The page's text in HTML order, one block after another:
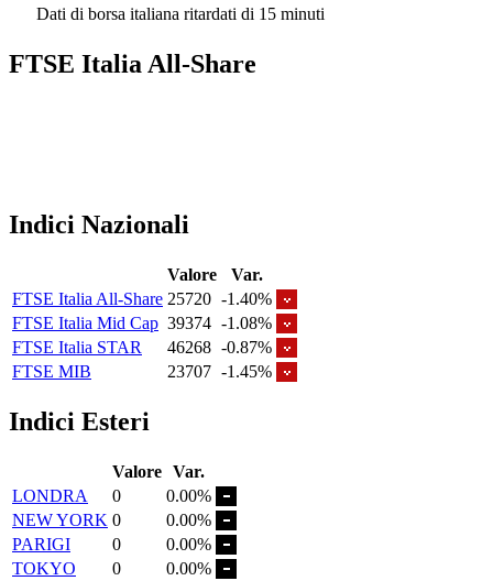
Dati di borsa italiana ritardati di 15 minuti
FTSE Italia All-Share
Indici Nazionali
Valore
Var.
FTSE Italia All-Share 25720 -1.40%
FTSE Italia Mid Cap 39374 -1.08%
FTSE Italia STAR
46268 -0.87%
FTSE MIB
23707 -1.45%
Indici Esteri
Valore Var.
LONDRA
0
0.00%
NEW YORK 0
0.00%
PARIGI
0
0.00%
TOKYO
0
0.00%